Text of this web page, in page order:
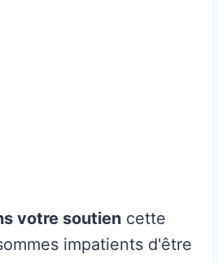
votre soutien cette
impatients d'être